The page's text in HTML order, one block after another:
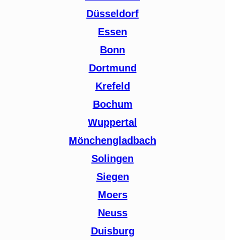
Düsseldorf
Essen
Bonn
Dortmund
Krefeld
Bochum
Wuppertal
Mönchengladbach
Solingen
Siegen
Moers
Neuss
Duisburg